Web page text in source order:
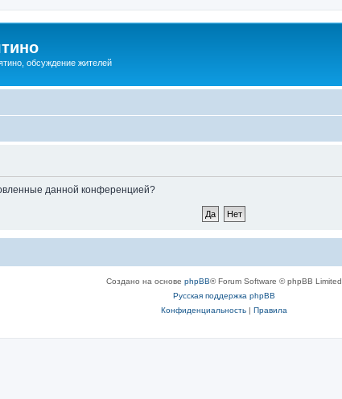
обсуждение жителей
данной конференцией?
Создано на основе phpBB® Forum Software © phpBB Limited
Русская поддержка phpBB
Конфиденциальность| Правила